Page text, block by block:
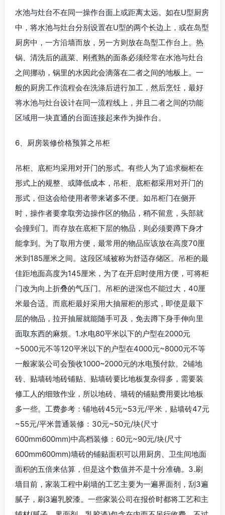
水池与灶台不在同一操作台面上或距离太远。如在U型厨房
中，将水池与灶台分别设置在U型的两个长边上，或在岛型
厨房中，一方沿墙而放，另一方则放在岛型工作台上。热
锅、清洗后的蔬菜、刚煮熟的面条必须经常在水池与灶台
之间挪动，锅里的水因此会滴落在二者之间的地板上。一
般的厨房工作流程会在洗涤后进行加工，然后烹饪，最好
将水池与灶台设计在同一流程线上，并且二者之间的功能
区域用一块直通的台面连接起来作为操作台。
6、厨房装修价格预算之吊柜
吊柜、底柜均采用对开门的形式。有些人为了追求橱柜在
形式上的规整、或降低成本，吊柜、底柜都采用对开门的
形式，但这会给使用者带来诸多不便。如吊柜门在侧开
时，操作者要拿取旁边操作区的物品，稍不留意，头部就
会撞到门。而存放在底柜下层的物品，则必须要蹲下身才
能拿到。为了取用方便，最常用的物品应该放在高度70厘
米到185厘米之间。这段区域被称为舒适存储区。吊柜的最
佳距地面高度为145厘米，为了在开启时使用方便，可将柜
门改为向上折叠的气压门。吊柜的进深也不能过大，40厘
米最合适。而底柜最好采用大抽屉柜的形式，即使是最下
层的物品，拉开抽屉就能随手可及，免去蹲下身手伸向里
面取东西的麻烦。1.水电80平米以下的户型在2000元
~5000元不等120平米以下的户型在4000元~8000元不等
一般家装公司会预收1000~2000元的水电预付款。2铺地
砖、贴墙砖地砖铺贴、贴墙砖要比地板复杂得多，需要装
修工人的细致作业，所以地砖、墙砖的铺贴费用要比地板
多一些。工费参考：铺地砖45元~53元/平米，贴墙砖47元
~55元/平米普通装修：30元~50元/块(尺寸
600mm600mm)中高档装修：60元~90元/块(尺寸
600mm600mm)墙砖的铺贴面积可以用厨房、卫生间地面
面积的五倍来估算，但是这个数值并不是十分准确。3.刷
墙目前，家装工程中刷墙的工艺主要为一遍界面剂，刮3遍
腻子，刷3遍乳胶漆。一些家装公司在报价时都将工艺和主